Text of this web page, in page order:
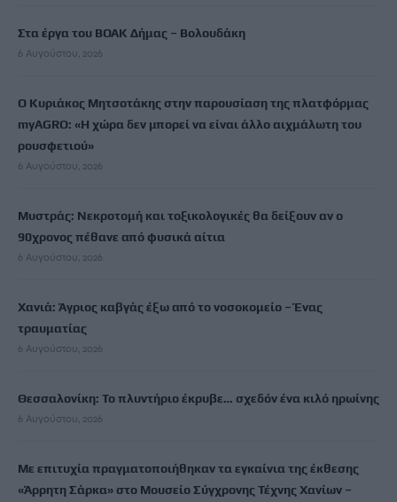
Στα έργα του ΒΟΑΚ Δήμας – Βολουδάκη
6 Αυγούστου, 2026
Ο Κυριάκος Μητσοτάκης στην παρουσίαση της πλατφόρμας
myAGRO: «Η χώρα δεν μπορεί να είναι άλλο αιχμάλωτη του
ρουσφετιού»
6 Αυγούστου, 2026
Μυστράς: Νεκροτομή και τοξικολογικές θα δείξουν αν ο
90χρονος πέθανε από φυσικά αίτια
6 Αυγούστου, 2026
Χανιά: Άγριος καβγάς έξω από το νοσοκομείο – Ένας
τραυματίας
6 Αυγούστου, 2026
Θεσσαλονίκη: Το πλυντήριο έκρυβε… σχεδόν ένα κιλό ηρωίνης
6 Αυγούστου, 2026
Με επιτυχία πραγματοποιήθηκαν τα εγκαίνια της έκθεσης
«Άρρητη Σάρκα» στο Μουσείο Σύγχρονης Τέχνης Χανίων –